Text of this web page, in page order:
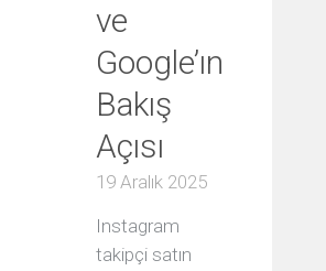
ve
Google’ın
Bakış
Açısı
19 Aralık 2025
Instagram
takipçi satın